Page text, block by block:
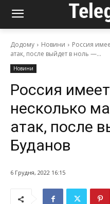
Додому Новини
Россия
атак, после выйдет в ноль —...
Новини
Россия
несколько
атак, после
Буданов
6 Грудня, 2022 16:15